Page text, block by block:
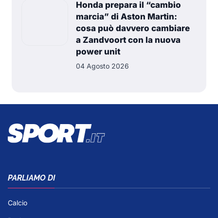
Honda prepara il “cambio
marcia” di Aston Martin:
cosa può davvero cambiare
a Zandvoort con la nuova
power unit
04 Agosto 2026
PARLIAMO DI
Calcio